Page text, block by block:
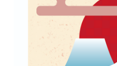
企業のみなさま
卒業生のみなさま